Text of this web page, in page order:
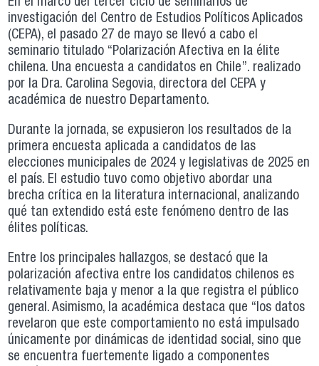
investigación del Centro de Estudios Políticos Aplicados
(CEPA), el pasado 27 de mayo se llevó a cabo el
seminario titulado “Polarización Afectiva en la élite
chilena. Una encuesta a candidatos en Chile”. realizado
por la Dra. Carolina Segovia, directora del CEPA y
académica de nuestro Departamento.
Durante la jornada, se expusieron los resultados de la
primera encuesta aplicada a candidatos de las
elecciones municipales de 2024 y legislativas de 2025 en
el país. El estudio tuvo como objetivo abordar una
brecha crítica en la literatura internacional, analizando
qué tan extendido está este fenómeno dentro de las
élites políticas.
Entre los principales hallazgos, se destacó que la
polarización afectiva entre los candidatos chilenos es
relativamente baja y menor a la que registra el público
general. Asimismo, la académica destaca que “los datos
revelaron que este comportamiento no está impulsado
únicamente por dinámicas de identidad social, sino que
se encuentra fuertemente ligado a componentes